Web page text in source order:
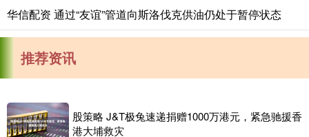
华信配资 通过“友谊”管道向斯洛伐克供油仍处于暂停状态
推荐资讯
股策略 J&T极兔速递捐赠1000万港元，紧急驰援香
港大埔救灾